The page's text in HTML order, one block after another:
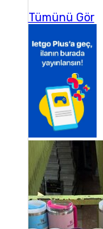
Tümünü Gör